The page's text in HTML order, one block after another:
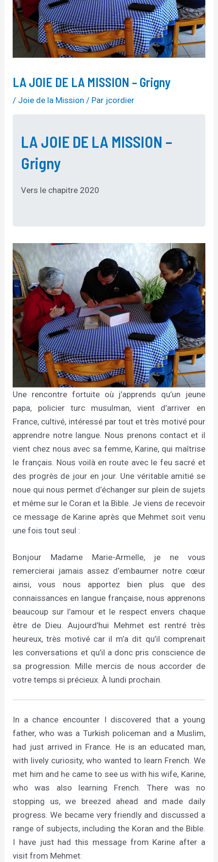
LA JOIE DE LA MISSION – Grigny
/ Joie de la Mission / Par jcordier
LA JOIE DE LA MISSION –
Grigny
Vers le chapitre 2020
Une rencontre fortuite où j’apprends qu’un jeune
papa, policier turc musulman, vient d’arriver en
France, cultivé, intéressé par tout et très motivé pour
apprendre notre langue. Nous prenons contact et il
vient chez nous avec sa femme, Karine, qui maîtrise
le français. Nous voilà en route avec le feu sacré et
des progrès de jour en jour. Une véritable amitié se
noue qui nous permet d’échanger sur plein de sujets
et même sur le Coran et la Bible. Je viens de recevoir
ce message de Karine après que Mehmet soit venu
une fois tout seul :
Bonjour Madame Marie-Armelle, je ne vous
remercierai jamais assez d’embaumer notre cœur
ainsi, vous nous apportez bien plus que des
connaissances en langue française, nous apprenons
beaucoup sur l’amour et le respect envers chaque
être de Dieu. Aujourd’hui Mehmet est rentré très
heureux, très motivé car il m’a dit qu’il comprenait
les conversations et qu’il a donc pris conscience de
sa progression. Mille mercis de nous accorder de
votre temps si précieux. À lundi prochain.
In a chance encounter I discovered that a young
father, who was a Turkish policeman and a Muslim,
had just arrived in France. He is an educated man,
with lively curiosity, who wanted to learn French. We
met him and he came to see us with his wife, Karine,
who was also learning French. There was no
stopping us, we breezed ahead and made daily
progress. We became very friendly and discussed a
range of subjects, including the Koran and the Bible.
I have just had this message from Karine after a
visit from Mehmet: